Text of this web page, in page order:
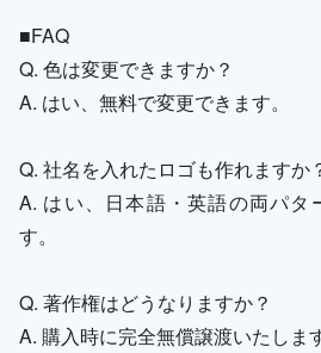
■FAQ
Q. 色は変更できますか？
A. はい、無料で変更できます。
Q. 社名を入れたロゴも作れますか
A. はい、日本語・英語の両パタ
す。
Q. 著作権はどうなりますか？
A. 購入時に完全無償譲渡いたします